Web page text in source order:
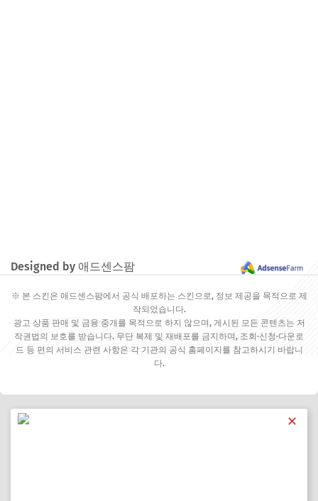
Designed by 애드센스팜
※ 본 스킨은 애드센스팜에서 공식 배포하는 스킨으로, 정보 제공을 목적으로 제
작되었습니다.
광고 상품 판매 및 금융 중개를 목적으로 하지 않으며, 게시된 모든 콘텐츠는 저
작권법의 보호를 받습니다. 무단 복제 및 재배포를 금지하며, 조회·신청·다운로
드 등 편의 서비스 관련 사항은 각 기관의 공식 홈페이지를 참고하시기 바랍니
다.
✕